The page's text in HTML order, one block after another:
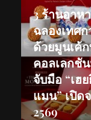
3 ร้านอาห
ฉลองเทศ
ด้วยมูนเค้
คอลเลกชั
จับมือ “เฮ
แมน” เปิด
2569